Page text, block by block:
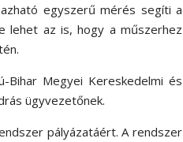
egyszerű mérés segíti a
lehet az is, hogy a műszerhez
Bihar Megyei Kereskedelmi és
ügyvezetőnek.
pályázatáért. A rendszer